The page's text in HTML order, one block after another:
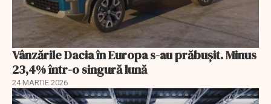
Vânzările Dacia în Europa s-au prăbuşit. Minus
23,4% într-o singură lună
24 MARTIE 2026